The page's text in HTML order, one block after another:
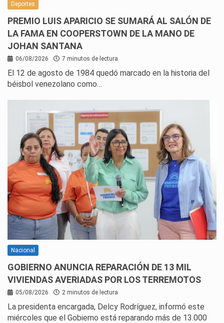
Deportes
PREMIO LUIS APARICIO SE SUMARÁ AL SALÓN DE
LA FAMA EN COOPERSTOWN DE LA MANO DE
JOHAN SANTANA
06/08/2026 7 minutos de lectura
El 12 de agosto de 1984 quedó marcado en la historia del
béisbol venezolano como…
Nacional
GOBIERNO ANUNCIA REPARACIÓN DE 13 MIL
VIVIENDAS AVERIADAS POR LOS TERREMOTOS
05/08/2026 2 minutos de lectura
La presidenta encargada, Delcy Rodríguez, informó este
miércoles que el Gobierno está reparando más de 13.000